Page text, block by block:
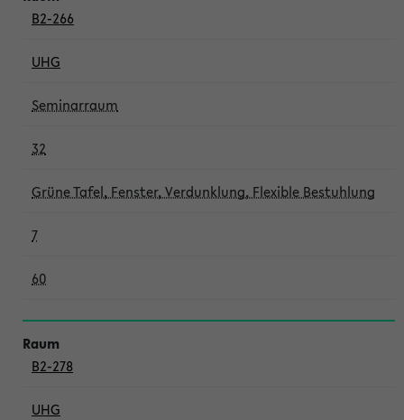
B2-266
UHG
Seminarraum
32
Grüne Tafel, Fenster, Verdunklung, Flexible Bestuhlung
7
60
B2-278
UHG